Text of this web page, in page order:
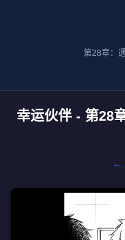
第28章：
幸运伙伴 - 第28
←